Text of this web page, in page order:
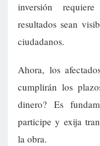
inversión
resultados sean
ciudadanos.
Ahora, los
cumplirán los
dinero? Es
participe y exija
la obra.